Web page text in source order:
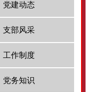
党建动态
支部风采
工作制度
党务知识